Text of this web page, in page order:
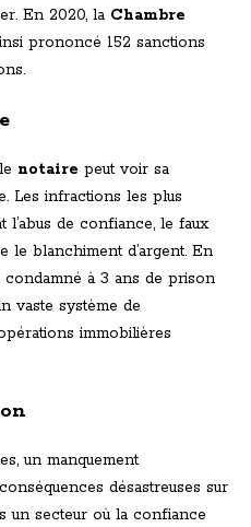
En 2020, la Chambre
prononcé 152 sanctions
notaire peut voir sa
Les infractions les plus
de confiance, le faux
le blanchiment d’argent. En
condamné à 3 ans de prison
vaste système de
immobilières
un manquement
désastreuses sur
un secteur où la confiance